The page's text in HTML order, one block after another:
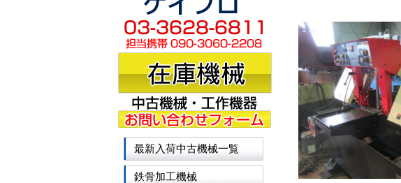
最新入荷中古機械一覧
鉄骨加工機械